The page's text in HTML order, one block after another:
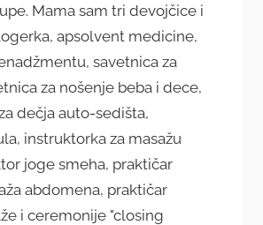
Mama sam tri devojčice i
apsolvent medicine,
savetnica za
za nošenje beba i dece,
dečja auto-sedišta,
instruktorka za masažu
joge smeha, praktičar
abdomena, praktičar
i ceremonije "closing